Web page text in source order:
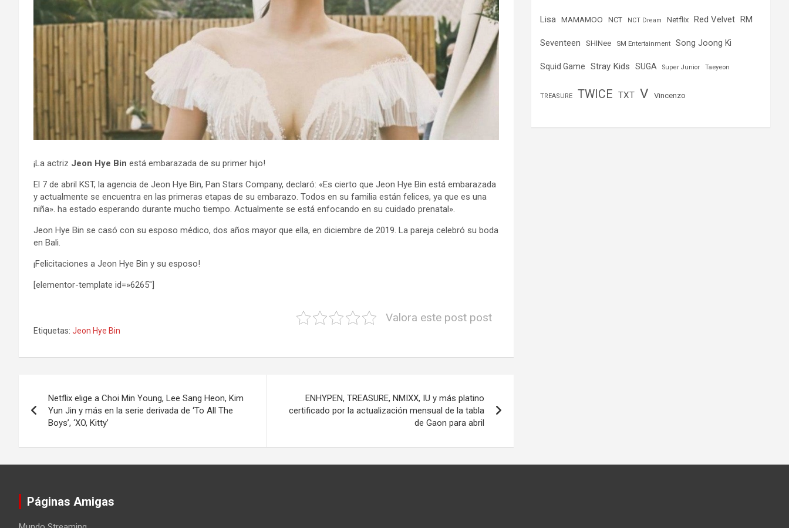
¡La actriz Jeon Hye Bin está embarazada de su primer hijo!
El 7 de abril KST, la agencia de Jeon Hye Bin, Pan Stars Company, declaró: «Es cierto que Jeon Hye Bin está embarazada
y actualmente se encuentra en las primeras etapas de su embarazo. Todos en su familia están felices, ya que es una
niña». ha estado esperando durante mucho tiempo. Actualmente se está enfocando en su cuidado prenatal».
Jeon Hye Bin se casó con su esposo médico, dos años mayor que ella, en diciembre de 2019. La pareja celebró su boda
en Bali.
¡Felicitaciones a Jeon Hye Bin y su esposo!
[elementor-template id=»6265″]
Valora este post post
Etiquetas: Jeon Hye Bin
de
entradas
Netflix elige a Choi Min Young, Lee Sang Heon, Kim
Yun Jin y más en la serie derivada de ‘To All The
Boys’, ‘XO, Kitty’
ENHYPEN, TREASURE, NMIXX, IU y más platino
certificado por la actualización mensual de la tabla
de Gaon para abril
Lisa MAMAMOO NCT NCT Dream Netflix Red Velvet RM
Seventeen SHINee SM Entertainment Song Joong Ki
Squid Game Stray Kids SUGA Super Junior Taeyeon
TREASURE TWICE TXT V Vincenzo
Páginas Amigas